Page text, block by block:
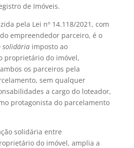
de Imóveis.
pela Lei nº 14.118/2021, com
empreendedor parceiro, é o
solidária imposto ao
proprietário do imóvel,
os parceiros pela
sem qualquer
a cargo do loteador,
protagonista do parcelamento
solidária entre
do imóvel, amplia a